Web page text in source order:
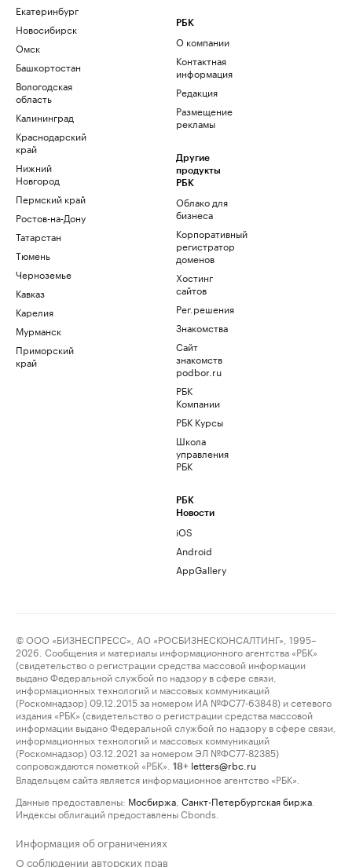
Екатеринбург
Новосибирск
Омск
Башкортостан
Вологодская
область
Калининград
Краснодарский
край
Нижний
Новгород
Пермский край
Ростов-на-Дону
Татарстан
Тюмень
Черноземье
Кавказ
Карелия
Мурманск
Приморский
край
РБК
О компании
Контактная
информация
Редакция
Размещение
рекламы
Другие
продукты
РБК
Облако для
бизнеса
Корпоративный
регистратор
доменов
Хостинг
сайтов
Рег.решения
Знакомства
Сайт
знакомств
podbor.ru
РБК
Компании
РБК Курсы
Школа
управления
РБК
РБК
Новости
iOS
Android
AppGallery
© ООО «БИЗНЕСПРЕСС», АО «РОСБИЗНЕСКОНСАЛТИНГ», 1995–
2026. Сообщения и материалы информационного агентства «РБК»
(свидетельство о регистрации средства массовой информации
выдано Федеральной службой по надзору в сфере связи,
информационных технологий и массовых коммуникаций
(Роскомнадзор) 09.12.2015 за номером ИА №ФС77-63848) и сетевого
издания «РБК» (свидетельство о регистрации средства массовой
информации выдано Федеральной службой по надзору в сфере связи,
информационных технологий и массовых коммуникаций
(Роскомнадзор) 03.12.2021 за номером ЭЛ №ФС77-82385)
сопровождаются пометкой «РБК».
18+ letters@rbc.ru
Владельцем сайта является информационное агентство «РБК».
Данные предоставлены: Мосбиржа Санкт-Петербургская биржа
Индексы облигаций предоставлены Cbonds.
Информация об ограничениях
О соблюдении авторских прав